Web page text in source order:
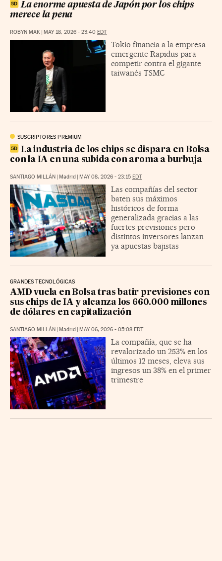
La enorme apuesta de Japón por los chips
merece la pena
ROBYN MAK | MAY 18, 2026 - 23:40 EDT
Tokio financia a la empresa
emergente Rapidus para
competir contra el gigante
taiwanés TSMC
SUSCRIPTORES PREMIUM
La industria de los chips se dispara en Bolsa
con la IA en una subida con aroma a burbuja
SANTIAGO MILLÁN | Madrid | MAY 08, 2026 - 23:15 EDT
Las compañías del sector
baten sus máximos
históricos de forma
generalizada gracias a las
fuertes previsiones pero
distintos inversores lanzan
ya apuestas bajistas
GRANDES TECNOLÓGICAS
AMD vuela en Bolsa tras batir previsiones con
sus chips de IA y alcanza los 660.000 millones
de dólares en capitalización
SANTIAGO MILLÁN | Madrid | MAY 06, 2026 - 05:08 EDT
La compañía, que se ha
revalorizado un 253% en los
últimos 12 meses, eleva sus
ingresos un 38% en el primer
trimestre